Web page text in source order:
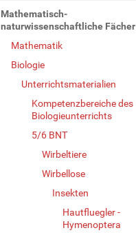
Mathematisch-
naturwissenschaftliche Fächer
Mathematik
Biologie
Unterrichtsmaterialien
Kompetenzbereiche des
Biologieunterrichts
5/6 BNT
Wirbeltiere
Wirbellose
Insekten
Hautfluegler -
Hymenoptera